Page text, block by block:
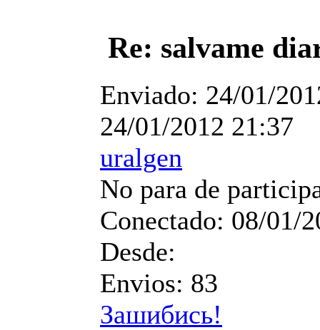
Re: salvame
Enviado: 24/01/
24/01/2012 21:37
uralgen
No para de
Conectado: 08/01/
Desde:
Envios: 83
Зашибись!